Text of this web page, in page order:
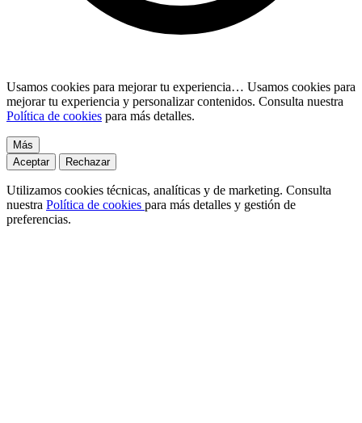
Usamos cookies para mejorar tu experiencia… Usamos cookies para
mejorar tu experiencia y personalizar contenidos. Consulta nuestra
Política de cookies para más detalles.
Más
Aceptar
Rechazar
Utilizamos cookies técnicas, analíticas y de marketing. Consulta
nuestra Política de cookies para más detalles y gestión de
preferencias.